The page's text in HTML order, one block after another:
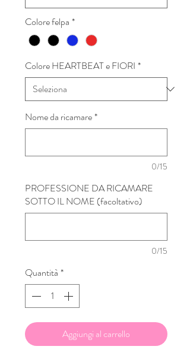
Colore felpa *
Colore HEARTBEAT e FIORI *
Nome da ricamare*
0/15
PROFESSIONE DA RICAMARE
SOTTO IL NOME (facoltativo)
0/15
Quantità *
Aggiungi al carrello